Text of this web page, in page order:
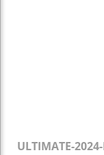
ULTIMATE-